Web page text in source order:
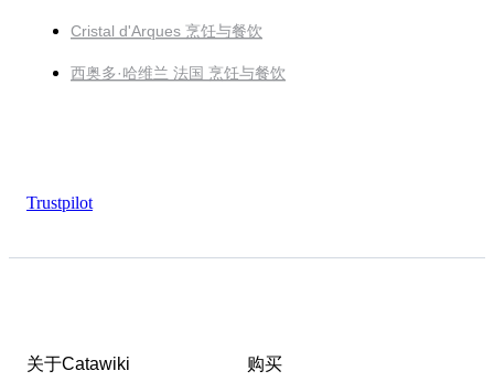
Cristal d'Arques 烹饪与餐饮
西奥多·哈维兰 法国 烹饪与餐饮
Trustpilot
关于Catawiki 购买